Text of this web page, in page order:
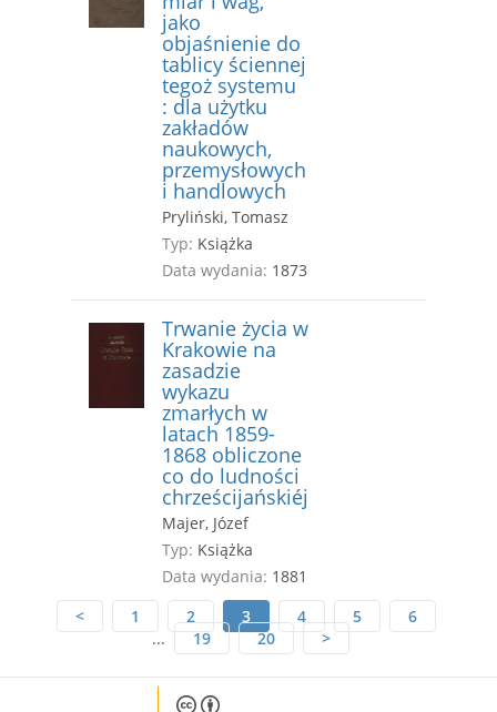
jako
objaśnienie do
tablicy ściennej
tegoż systemu
: dla użytku
zakładów
naukowych,
przemysłowych
i handlowych
Pryliński, Tomasz
Typ: Książka
Data wydania: 1873
Trwanie życia w
Krakowie na
zasadzie
wykazu
zmarłych w
latach 1859-
1868 obliczone
co do ludności
chrześcijańskiéj
Majer, Józef
Typ: Książka
Data wydania: 1881
<
1 2 3 4 5
6
...
19 20 >